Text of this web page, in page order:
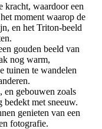
waardoor een
moment waarop de
en het Triton-beeld
gouden beeld van
nog warm,
tuinen te wandelen
en gebouwen zoals
met sneeuw.
genieten van een
fotografie.